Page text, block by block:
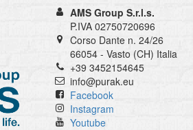
AMS Group S.r.l.s.
P.IVA 02750720696
Corso Dante n. 24/26
66054 - Vasto (CH) Italia
+39 3452154645
info@purak.eu
Facebook
Instagram
Youtube